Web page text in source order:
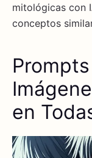
mitológicas con
conceptos
en